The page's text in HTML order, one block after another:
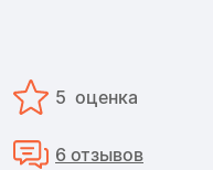
5 оценка
6 отзывов